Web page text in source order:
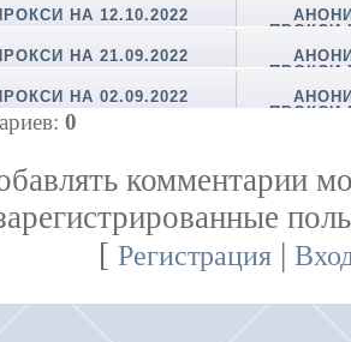
НА 12.10.2022
ПРОКСИ
НА 21.09.2022
ПРОКСИ
НА 02.09.2022
ПРОКСИ
: 0
комментарии
[Регистрация |